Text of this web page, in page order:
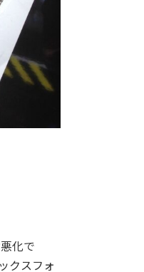
化で
クスフォ